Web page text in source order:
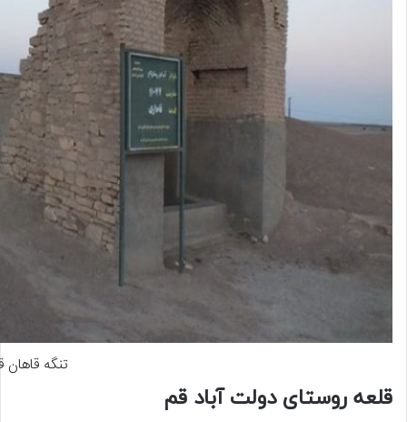
تنگه قاهان
قلعه روستای دولت آباد قم